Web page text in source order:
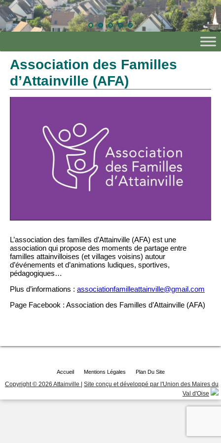
Association des Familles
d’Attainville (AFA)
L’association des familles d’Attainville (AFA) est une
association qui propose des moments de partage entre
familles attainvilloises (et villages voisins) autour
d’événements et d’animations ludiques, sportives,
pédagogiques…
Plus d’informations : associationfamilleattainville@gmail.com
Page Facebook : Association des Familles d’Attainville (AFA)
Accueil Mentions Légales Plan Du Site
Copyright © 2026 Attainville | Site conçu et développé par l'Union des Maires du
Val d'Oise